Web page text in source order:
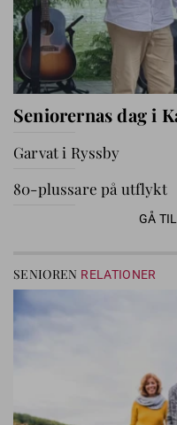
Seniorernas dag i
Garvat i Ryssby
80-plussare på utflykt
GÅ
SENIOREN RELATIONER